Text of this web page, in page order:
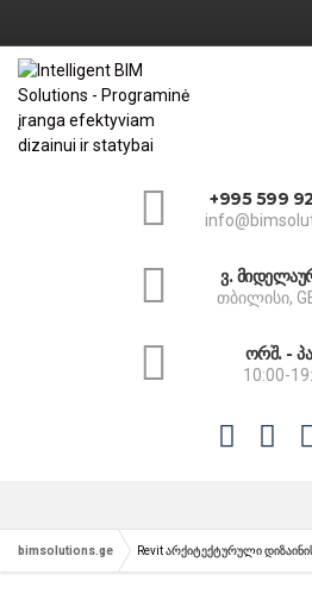
+995 599
ვ.
თბილისი,
ორშ. -
10:00-
bimsolutions.ge Revit არქიტექტურული